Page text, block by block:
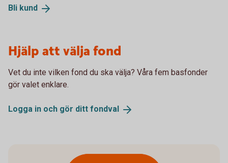
Bli kund
Hjälp att välja fond
Vet du inte vilken fond du ska välja? Våra fem basfonder
gör valet enklare.
Logga in och gör ditt fondval